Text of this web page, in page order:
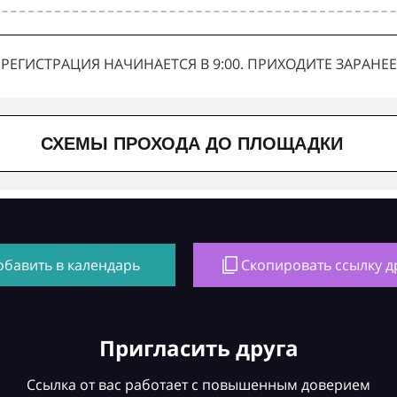
РЕГИСТРАЦИЯ НАЧИНАЕТСЯ В 9:00. ПРИХОДИТЕ ЗАРАНЕЕ
СХЕМЫ ПРОХОДА ДО ПЛОЩАДКИ
в календарь Скопировать ссылку
Пригласить друга
Ссылка от вас работает с повышенным доверием